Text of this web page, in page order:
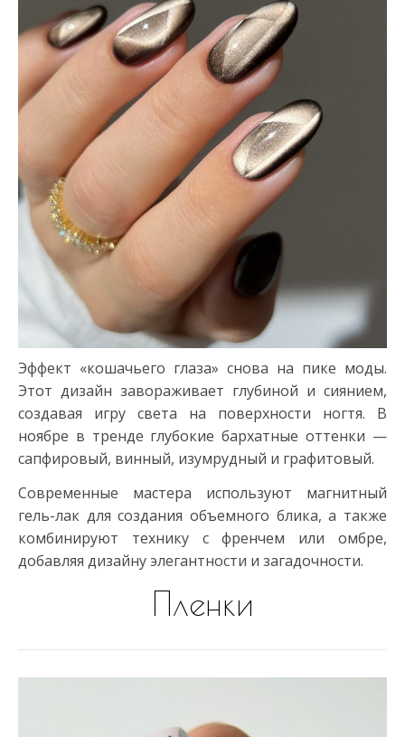
Эффект «кошачьего глаза» снова на пике моды.
Этот дизайн завораживает глубиной и сиянием,
создавая игру света на поверхности ногтя. В
ноябре в тренде глубокие бархатные оттенки —
сапфировый, винный, изумрудный и графитовый.
Современные мастера используют магнитный
гель-лак для создания объемного блика, а также
комбинируют технику с френчем или омбре,
добавляя дизайну элегантности и загадочности.
Пленки